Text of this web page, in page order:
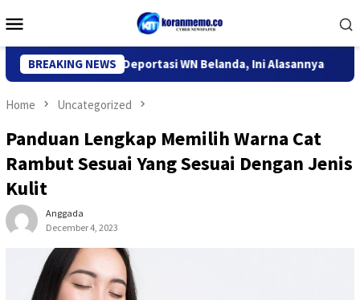
to
Menu
BREAKING NEWS
Kediri Deportasi WN Belanda, Ini Alasannya
Home Uncategorized
Panduan Lengkap Memilih Warna Cat
Rambut Sesuai Yang Sesuai Dengan Jenis
Kulit
Anggada
December 4, 2023